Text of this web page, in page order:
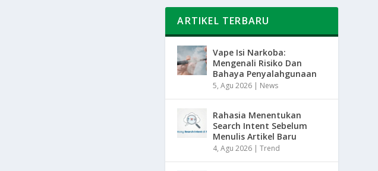
ARTIKEL TERBARU
Vape Isi Narkoba:
Mengenali Risiko Dan
Bahaya Penyalahgunaan
5, Agu 2026 | News
Rahasia Menentukan
Search Intent Sebelum
Menulis Artikel Baru
4, Agu 2026 |Trend